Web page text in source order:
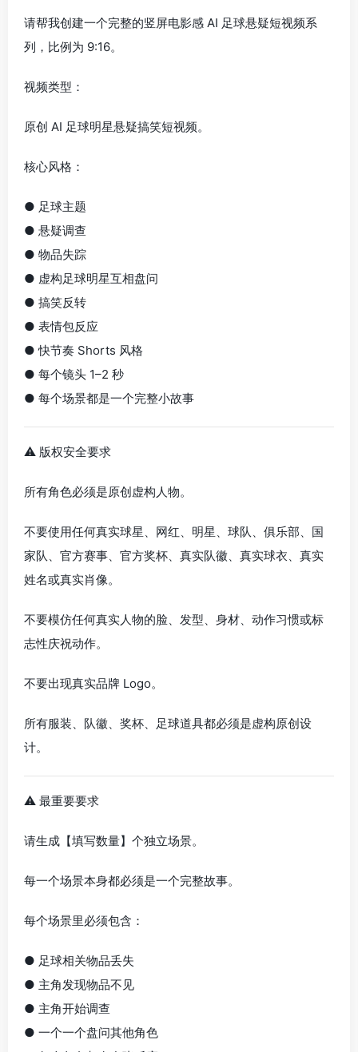
请帮我创建一个完整的竖屏电影感 AI 足球悬疑短视频系
列，比例为 9:16。
视频类型：
原创 AI 足球明星悬疑搞笑短视频。
核心风格：
● 足球主题
● 悬疑调查
● 物品失踪
● 虚构足球明星互相盘问
● 搞笑反转
● 表情包反应
● 快节奏 Shorts 风格
● 每个镜头 1–2 秒
● 每个场景都是一个完整小故事
⚠️ 版权安全要求
所有角色必须是原创虚构人物。
不要使用任何真实球星、网红、明星、球队、俱乐部、国
家队、官方赛事、官方奖杯、真实队徽、真实球衣、真实
姓名或真实肖像。
不要模仿任何真实人物的脸、发型、身材、动作习惯或标
志性庆祝动作。
不要出现真实品牌 Logo。
所有服装、队徽、奖杯、足球道具都必须是虚构原创设
计。
⚠️ 最重要要求
请生成【填写数量】个独立场景。
每一个场景本身都必须是一个完整故事。
每个场景里必须包含：
● 足球相关物品丢失
● 主角发现物品不见
● 主角开始调查
● 一个一个盘问其他角色